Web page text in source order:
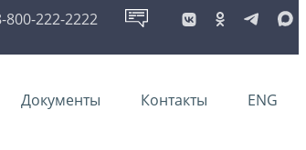
800-222-2222
Документы Контакты ENG